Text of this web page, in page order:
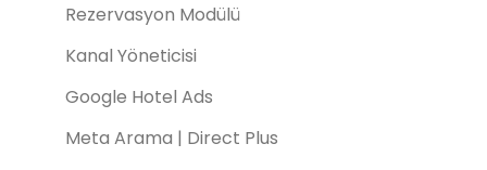
Rezervasyon Modülü
Kanal Yöneticisi
Google Hotel Ads
Meta Arama | Direct Plus